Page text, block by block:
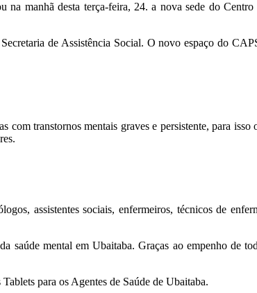
manhã desta terça-feira, 24. a nova sede do
de Assistência Social. O novo espaço do
transtornos mentais graves e persistente, para
assistentes sociais, enfermeiros, técnicos de
saúde mental em Ubaitaba. Graças ao empenho de
para os Agentes de Saúde de Ubaitaba.